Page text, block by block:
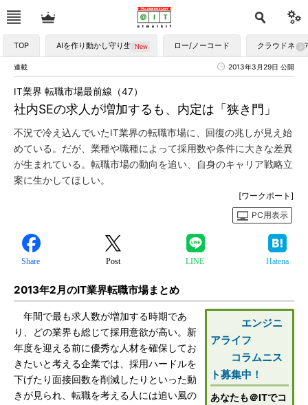
TOP AIを作り動かし守り生かす ロー/ノーコード クラウドネイ
連載 2013年3月29日 公開
社内SEの求人が増加するも、内定は「狭き門」
IT業界 転職市場最前線（47）
不況で冷え込んでいたIT業界の転職市場に、回復の兆しが見え始
めている。だが、業種や職種によって採用数や条件に大きな差異
が生まれている。転職市場の動向を追い、自身のキャリア戦略立
案に生かしてほしい。
[ワークポート]
PC用表示
Share Post LINE Hatena
2013年2月のIT業界転職市場まとめ
エンジニ
アライフ
コラムニス
ト募集中！
あなたも＠ITでコ
年間で最も求人数が増加する時期であ
り、どの業界も総じて採用意欲が高い。新
年度を迎える前に優秀な人材を確保してお
きたいと考える企業では、採用ハードルを
下げたり面接回数を削減したりといった動
きが見られ、転職を考える人には追い風の